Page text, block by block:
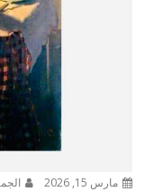
مارس 15, 2026